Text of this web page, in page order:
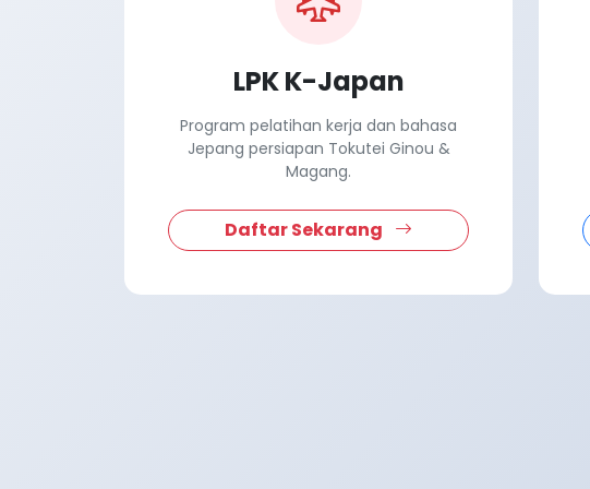
LPK K-Japan
Program pelatihan kerja dan bahasa
Jepang persiapan Tokutei Ginou &
Magang.
Daftar Sekarang